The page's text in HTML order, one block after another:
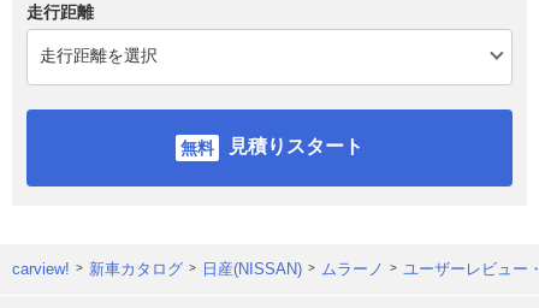
走行距離
見積りスタート
carview! 新車カタログ 日産(NISSAN) ムラーノ ユーザーレビュー